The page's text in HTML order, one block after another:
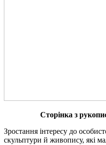
Сторінка з
Зростання інтересу до
скульптури й живопису, які